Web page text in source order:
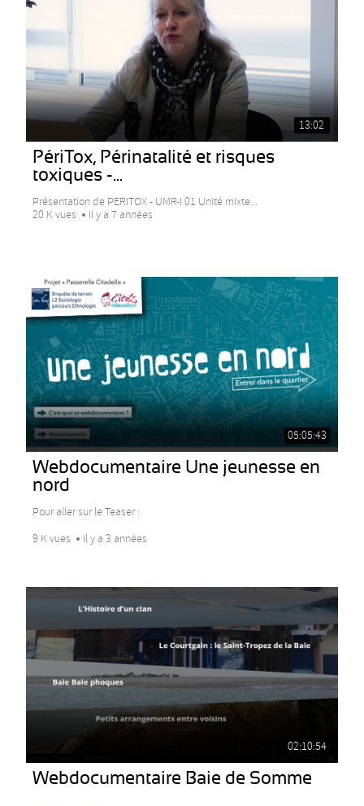
13:02
PériTox, Périnatalité et risques
toxiques -...
Présentation de PERITOX - UMR-I 01 Unité mixte...
20 K vues
Il y a 7 années
05:05:43
Webdocumentaire Une jeunesse en
nord
Pour aller sur le Teaser :
9 K vues
Il y a 3 années
02:10:54
Webdocumentaire Baie de Somme